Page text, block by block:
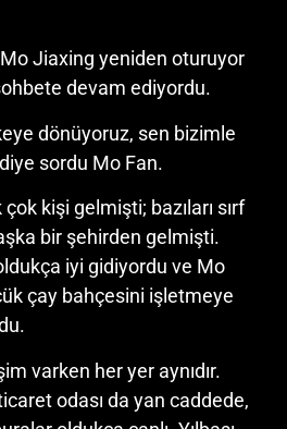
Jiaxing yeniden oturuyor
devam ediyordu.
dönüyoruz, sen bizimle
sordu Mo Fan.
kişi gelmişti; bazıları sırf
bir şehirden gelmişti.
iyi gidiyordu ve Mo
çay bahçesini işletmeye
varken her yer aynıdır.
odası da yan caddede,